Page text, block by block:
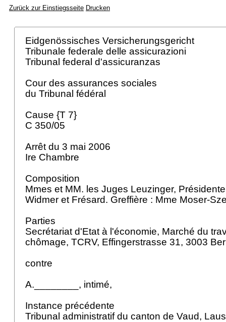
Zurück zur Einstiegsseite Drucken
Eidgenössisches Versicherungsgericht
Tribunale federale delle assicurazioni
Tribunal federal d'assicuranzas
Cour des assurances sociales
du Tribunal fédéral
Cause {T 7}
C 350/05
Arrêt du 3 mai 2006
Ire Chambre
Composition
Mmes et MM. les Juges Leuzinger,
Widmer et Frésard. Greffière : Mme Moser-
Parties
Secrétariat d'Etat à l'économie, Marché du
chômage, TCRV, Effingerstrasse 31, 3003
contre
A.________, intimé,
Instance précédente
Tribunal administratif du canton de Vaud,